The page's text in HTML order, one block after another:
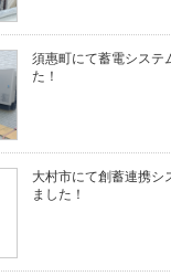
須惠町にて蓄電システ
た！
大村市にて創蓄連携シ
ました！